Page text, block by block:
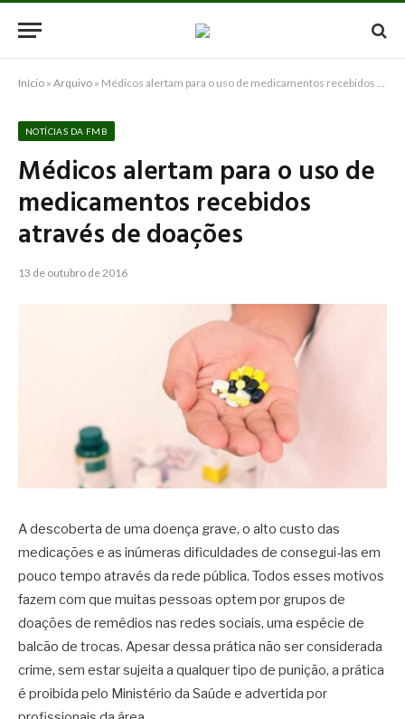
Início » Arquivo » Médicos alertam para o uso de medicamentos recebidos através de doações
NOTÍCIAS DA FMB
Médicos alertam para o uso de
medicamentos recebidos
através de doações
13 de outubro de 2016
A descoberta de uma doença grave, o alto custo das
medicações e as inúmeras dificuldades de consegui-las em
pouco tempo através da rede pública. Todos esses motivos
fazem com que muitas pessoas optem por grupos de
doações de remédios nas redes sociais, uma espécie de
balcão de trocas. Apesar dessa prática não ser considerada
crime, sem estar sujeita a qualquer tipo de punição, a prática
é proibida pelo Ministério da Saúde e advertida por